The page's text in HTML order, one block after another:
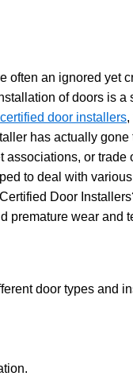
often an ignored yet
of doors is a
certified door installers,
has actually
associations, or trade
to deal with
Door
premature wear and
door types and